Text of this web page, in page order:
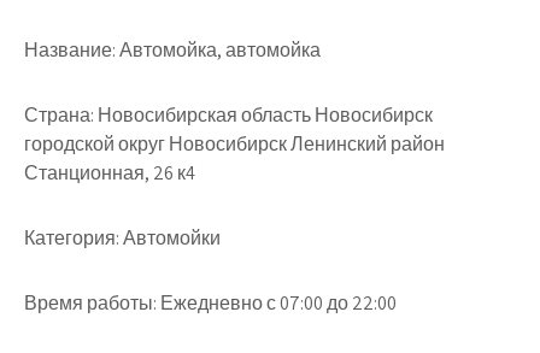
Название:Автомойка, автомойка
Страна: Новосибирская область Новосибирск
городской округ Новосибирск Ленинский район
Станционная, 26 к4
Категория:Автомойки
Время работы: Ежедневно с 07:00 до 22:00